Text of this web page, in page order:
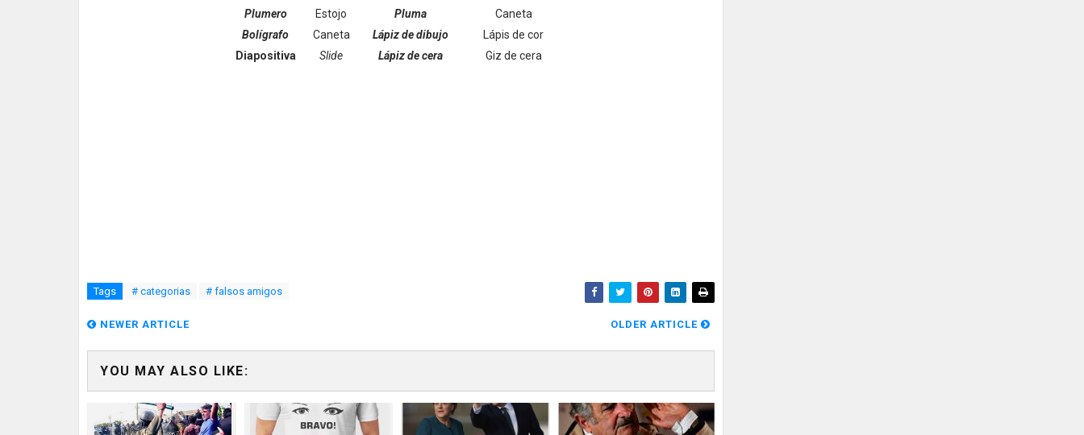
Plumero
Estojo Pluma
Caneta
Bolígrafo
Caneta Lápiz de dibujo
Lápis de cor
Diapositiva
Slide Lápiz de cera Giz de cera
Tags # categorias # falsos amigos
NEWER ARTICLE OLDER ARTICLE
YOU MAY ALSO LIKE: